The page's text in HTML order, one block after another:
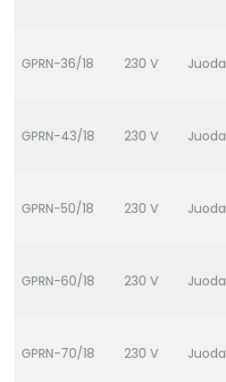
GPRN-36/18 230 V Juoda
GPRN-43/18 230 V Juoda
GPRN-50/18 230 V Juoda
GPRN-60/18 230 V Juoda
GPRN-70/18 230 V Juoda